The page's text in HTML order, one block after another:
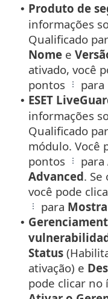
• Produto de
informações
Qualificado
Nome e
ativado, você
pontos
para
• ESET
informações
Qualificado
módulo. Você
pontos
para
Advanced.
você pode
para
•
Status
ativação) e
pode clicar no